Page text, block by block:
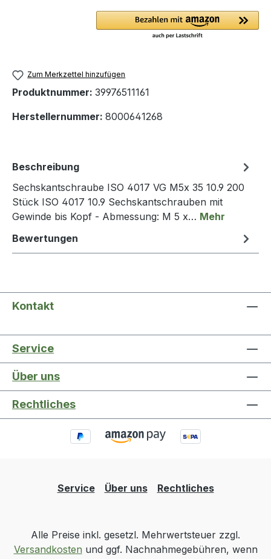
Zum Merkzettel hinzufügen
Produktnummer: 39976511161
Herstellernummer: 8000641268
Beschreibung
Sechskantschraube ISO 4017 VG M5x 35 10.9 200
Stück ISO 4017 10.9 Sechskantschrauben mit
Gewinde bis Kopf - Abmessung: M 5 x… Mehr
Bewertungen
Kontakt
Service
Über uns
Rechtliches
Service Über uns Rechtliches
Alle Preise inkl. gesetzl. Mehrwertsteuer zzgl.
Versandkosten und ggf. Nachnahmegebühren, wenn